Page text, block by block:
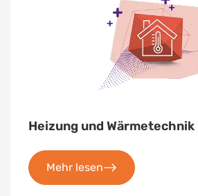
Heizung und Wärmetechnik
Mehr lesen